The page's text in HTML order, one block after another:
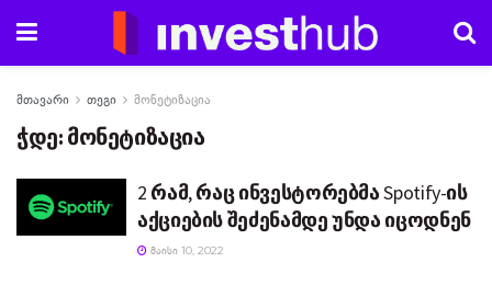
მთავარი თეგი მონეტიზაცია
ჭდე: მონეტიზაცია
2 რამ, რაც ინვესტორებმა Spotify-ის
აქციების შეძენამდე უნდა იცოდნენ
ᲛᲐᲘᲡᲘ 10, 2022